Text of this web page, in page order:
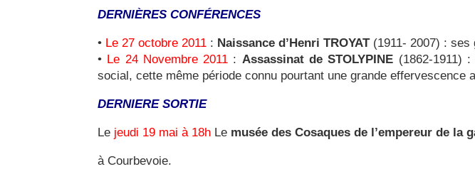
DERNIÈRES CONFÉRENCES
• Le 27 octobre 2011 : Naissance d’Henri TROYAT(1911- 2007) : ses
• Le 24 Novembre 2011 : Assassinat de STOLYPINE (1862-1911)
social, cette même période connu pourtant une grande
DERNIERE SORTIE
Le jeudi 19 mai à 18h Le musée des Cosaques de l’empereur de la
à Courbevoie.